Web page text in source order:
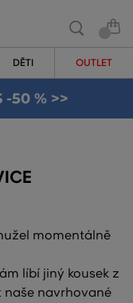
DĚTI OUTLET
-50 % >>
momentálně
líbí jiný kousek z
naše navrhované